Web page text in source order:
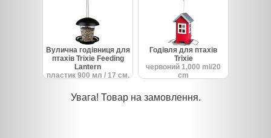
Вулична годівниця для
птахів Trixie Feeding
Lantern
пластик 900 мл / 17 см.
Годівля для птахів
Trixie
червоний 1,000 ml/20
cm
Увага! Товар на замовлення.